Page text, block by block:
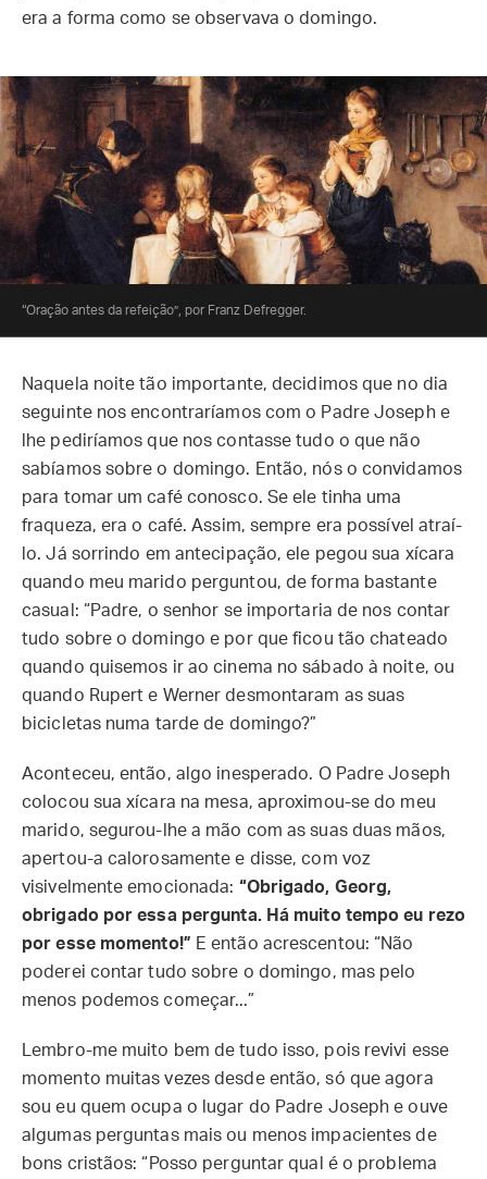
era a forma como se observava o domingo.
“Oração antes da refeição”, por Franz Defregger.
Naquela noite tão importante, decidimos que no dia
seguinte nos encontraríamos com o Padre Joseph e
lhe pediríamos que nos contasse tudo o que não
sabíamos sobre o domingo. Então, nós o convidamos
para tomar um café conosco. Se ele tinha uma
fraqueza, era o café. Assim, sempre era possível atraí-
lo. Já sorrindo em antecipação, ele pegou sua xícara
quando meu marido perguntou, de forma bastante
casual: “Padre, o senhor se importaria de nos contar
tudo sobre o domingo e por que ficou tão chateado
quando quisemos ir ao cinema no sábado à noite, ou
quando Rupert e Werner desmontaram as suas
bicicletas numa tarde de domingo?”
Aconteceu, então, algo inesperado. O Padre Joseph
colocou sua xícara na mesa, aproximou-se do meu
marido, segurou-lhe a mão com as suas duas mãos,
apertou-a calorosamente e disse, com voz
visivelmente emocionada: “Obrigado, Georg,
obrigado por essa pergunta. Há muito tempo eu rezo
por esse momento!” E então acrescentou: “Não
poderei contar tudo sobre o domingo, mas pelo
menos podemos começar...”
Lembro-me muito bem de tudo isso, pois revivi esse
momento muitas vezes desde então, só que agora
sou eu quem ocupa o lugar do Padre Joseph e ouve
algumas perguntas mais ou menos impacientes de
bons cristãos: “Posso perguntar qual é o problema